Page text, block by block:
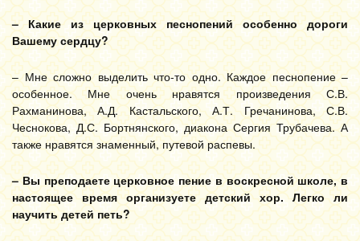
– Какие из церковных песнопений особенно дороги
Вашему сердцу?
– Мне сложно выделить что-то одно. Каждое песнопение –
особенное. Мне очень нравятся произведения С.В.
Рахманинова, А.Д. Кастальского, А.Т. Гречанинова, С.В.
Чеснокова, Д.С. Бортнянского, диакона Сергия Трубачева. А
также нравятся знаменный, путевой распевы.
– Вы преподаете церковное пение в воскресной школе, в
настоящее время организуете детский хор. Легко ли
научить детей петь?